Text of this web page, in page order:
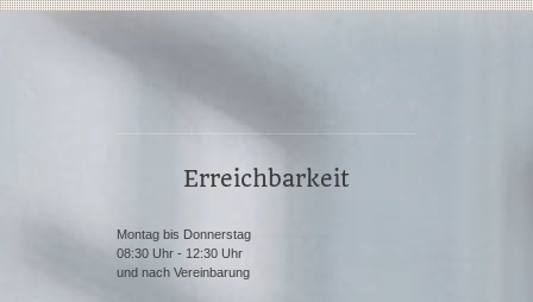
Erreichbarkeit
Montag bis Donnerstag
08:30 Uhr - 12:30 Uhr
und nach Vereinbarung